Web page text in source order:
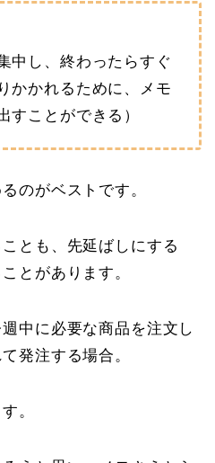
中し、終わったらすぐ
かかれるために、メモ
すことができる）
のがベストです。
とも、先延ばしにする
とがあります。
中に必要な商品を注文し
発注する場合。
。